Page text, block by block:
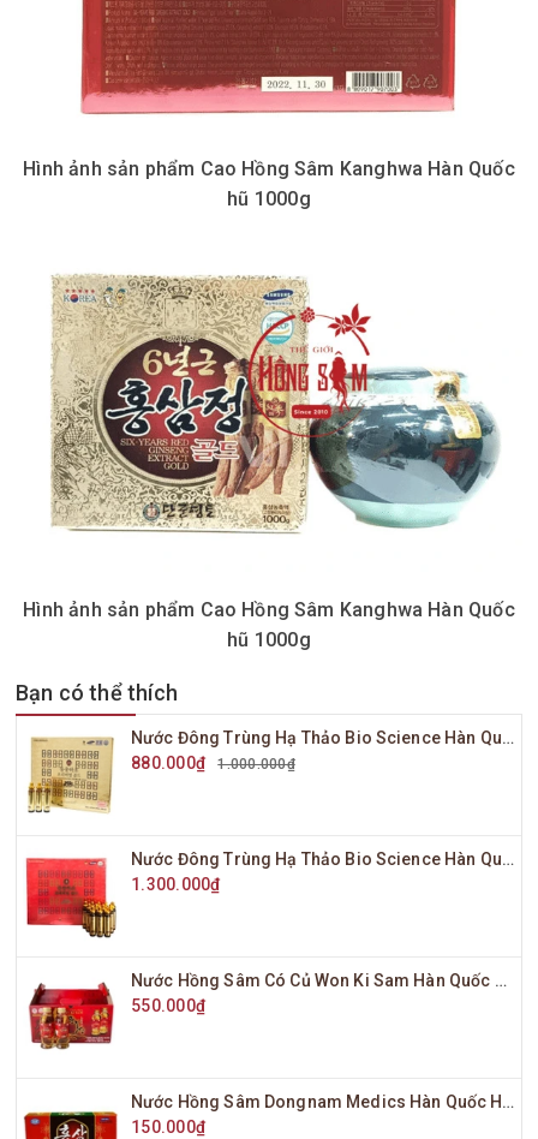
Hình ảnh sản phẩm Cao Hồng Sâm Kanghwa Hàn Quốc
hũ 1000g
Hình ảnh sản phẩm Cao Hồng Sâm Kanghwa Hàn Quốc
hũ 1000g
Bạn có thể thích
Nước Đông Trùng Hạ Thảo Bio Science Hàn Quốc Hộp Vàng 20 Ống x 20ml
880.000₫
1.000.000₫
Nước Đông Trùng Hạ Thảo Bio Science Hàn Quốc Hộp Đỏ 20 Ống x 20ml
1.300.000₫
Nước Hồng Sâm Có Củ Won Ki Sam Hàn Quốc Hộp 10 Chai x 120ml
550.000₫
Nước Hồng Sâm Dongnam Medics Hàn Quốc Hộp 10 Chai x 100ml
150.000₫